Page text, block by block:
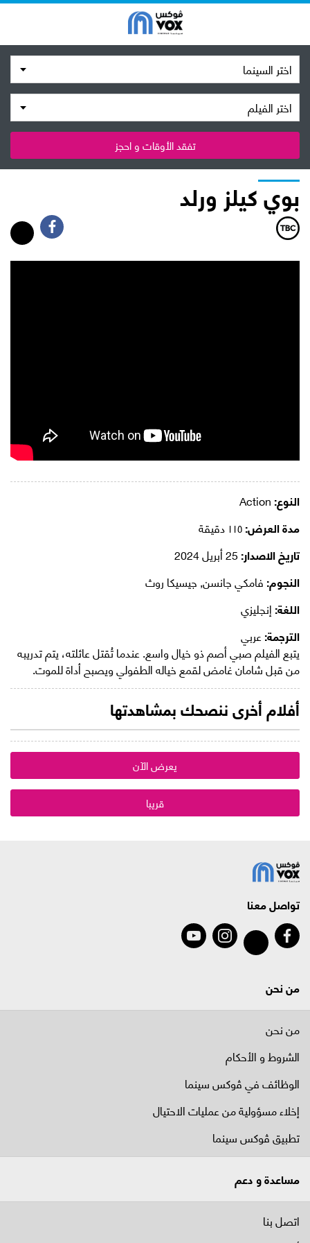
اختر السينما
اختر الفيلم
تفقد الأوقات و احجز
بوي كيلز ورلد
النوع:
مدة العرض:
تاريخ الاصدار:
النجوم:فامكي جانسن, جيسيكا روث
اللغة:إنجليزي
الترجمة:عربي
يتبع الفيلم صبي أصم ذو خيال واسع. عندما تُقتل عائلته، يتم تدريبه
من قبل شامان غامض لقمع خياله الطفولي ويصبح أداة للموت.
أفلام أخرى ننصحك بمشاهدتها
يعرض الآن
قريبا
تواصل معنا
من نحن
من نحن
الشروط و الأحكام
الوظائف في ﭬوكس سينما
إخلاء مسؤولية من عمليات الاحتيال
تطبيق ڤوكس سينما
مساعدة و دعم
اتصل بنا